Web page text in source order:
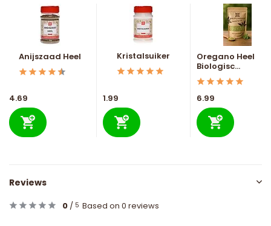
Anijszaad Heel
4.69
Kristalsuiker
1.99
Oregano Heel
Biologisc...
6.99
Reviews
0 / 5 Based on 0 reviews